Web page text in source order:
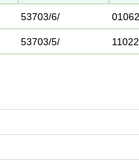
53703/6/
53703/5/